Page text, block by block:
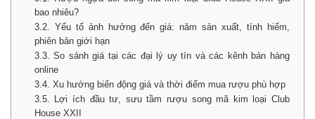
bao nhiêu?
3.2. Yếu tố ảnh hưởng đến giá: năm sản xuất, tính hiếm,
phiên bản giới hạn
3.3. So sánh giá tại các đại lý uy tín và các kênh bán hàng
online
3.4. Xu hướng biến động giá và thời điểm mua rượu phù hợp
3.5. Lợi ích đầu tư, sưu tầm rượu song mã kim loại Club
House XXII